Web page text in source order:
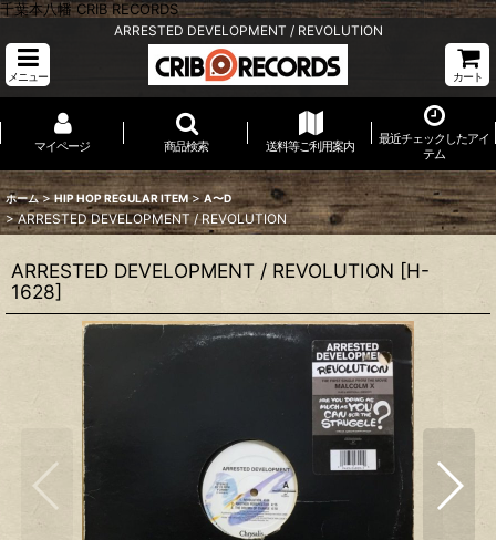
千葉本八幡 CRIB RECORDS
ARRESTED DEVELOPMENT / REVOLUTION
メニュー カート
マイページ 商品検索 送料等ご利用案内
最近チェックしたアイ
テム
ホーム > HIP HOP REGULAR ITEM > A〜D
> ARRESTED DEVELOPMENT / REVOLUTION
ARRESTED DEVELOPMENT / REVOLUTION [H-
1628]